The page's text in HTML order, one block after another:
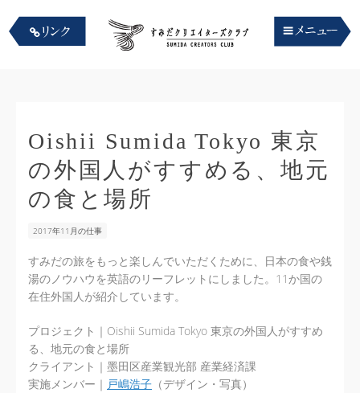
Oishii Sumida Tokyo 東京
の外国人がすすめる、地元
の食と場所
2017年11月の仕事
すみだの旅をもっと楽しんでいただくために、日本の食や銭
湯のノウハウを英語のリーフレットにしました。11か国の
在住外国人が紹介しています。
プロジェクト｜Oishii Sumida Tokyo 東京の外国人がすすめ
る、地元の食と場所
クライアント｜墨田区産業観光部 産業経済課
実施メンバー｜ 戸嶋浩子 （デザイン・写真）